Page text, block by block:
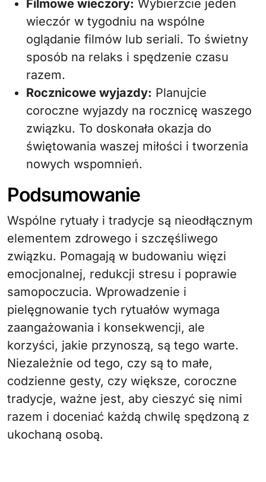
Filmowe wieczory: Wybierzcie jeden
wieczór w tygodniu na wspólne
oglądanie filmów lub seriali. To świetny
sposób na relaks i spędzenie czasu
razem.
Rocznicowe wyjazdy: Planujcie
coroczne wyjazdy na rocznicę waszego
związku. To doskonała okazja do
świętowania waszej miłości i tworzenia
nowych wspomnień.
Podsumowanie
Wspólne rytuały i tradycje są nieodłącznym
elementem zdrowego i szczęśliwego
związku. Pomagają w budowaniu więzi
emocjonalnej, redukcji stresu i poprawie
samopoczucia. Wprowadzenie i
pielęgnowanie tych rytuałów wymaga
zaangażowania i konsekwencji, ale
korzyści, jakie przynoszą, są tego warte.
Niezależnie od tego, czy są to małe,
codzienne gesty, czy większe, coroczne
tradycje, ważne jest, aby cieszyć się nimi
razem i doceniać każdą chwilę spędzoną z
ukochaną osobą.